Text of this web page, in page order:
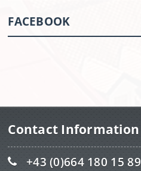
FACEBOOK
Contact Information
+43 (0)664 180 15 89